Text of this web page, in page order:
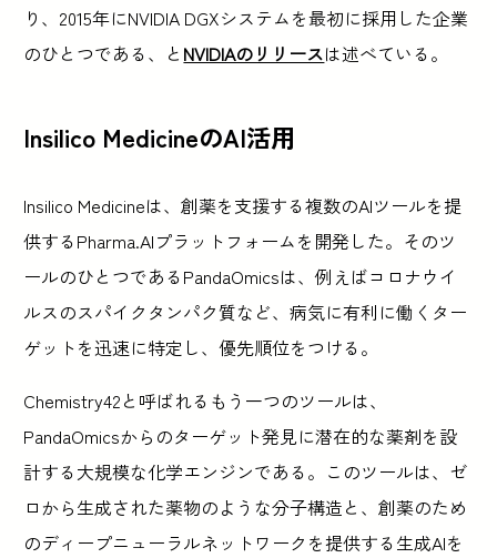
り、2015年にNVIDIA DGXシステムを最初に採用した企業
のひとつである、と NVIDIAのリリースは述べている。
Insilico MedicineのAI活用
Insilico Medicineは、創薬を支援する複数のAIツールを提
供するPharma.AIプラットフォームを開発した。そのツ
ールのひとつであるPandaOmicsは、例えばコロナウイ
ルスのスパイクタンパク質など、病気に有利に働くター
ゲットを迅速に特定し、優先順位をつける。
Chemistry42と呼ばれるもう一つのツールは、
PandaOmicsからのターゲット発見に潜在的な薬剤を設
計する大規模な化学エンジンである。このツールは、ゼ
ロから生成された薬物のような分子構造と、創薬のため
のディープニューラルネットワークを提供する生成AIを